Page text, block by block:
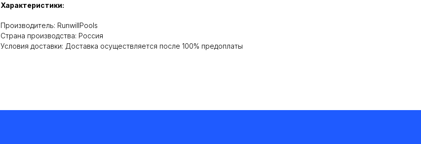
Характеристики:
Производитель: RunwillPools
Cтрана производства: Россия
Условия доставки: Доставка осуществляется после 100% предоплаты